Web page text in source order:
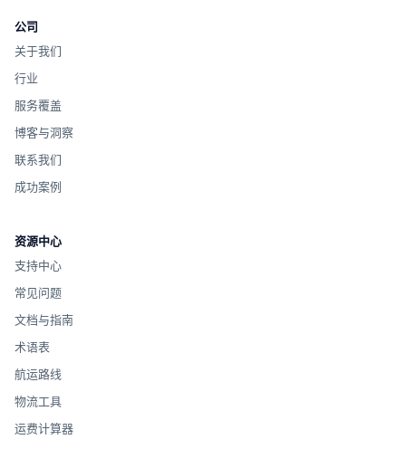
公司
关于我们
行业
服务覆盖
博客与洞察
联系我们
成功案例
资源中心
支持中心
常见问题
文档与指南
术语表
航运路线
物流工具
运费计算器